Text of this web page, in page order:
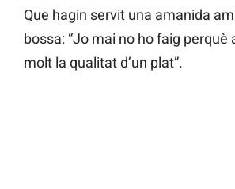
Que hagin servit una amanida
bossa: “Jo mai no ho faig perquè
molt la qualitat d’un plat”.